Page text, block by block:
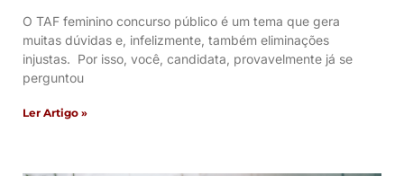
O TAF feminino concurso público é um tema que gera
muitas dúvidas e, infelizmente, também eliminações
injustas. Por isso, você, candidata, provavelmente já se
perguntou
Ler Artigo »